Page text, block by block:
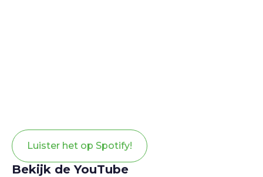
Luister het op Spotify!
Bekijk de YouTube